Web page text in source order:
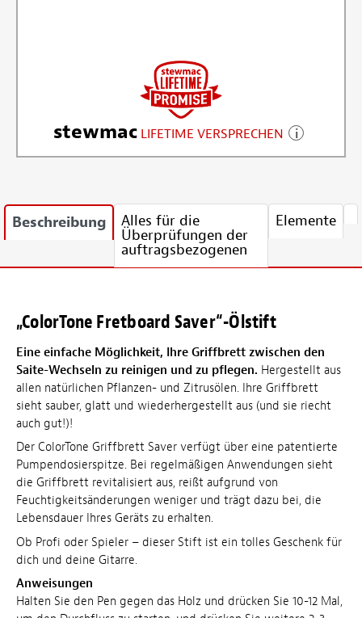
stewmac LIFETIME VERSPRECHEN
Beschreibung Alles für die
Überprüfungen der
auftragsbezogenen
Elemente
„ColorTone Fretboard Saver“-Ölstift
Eine einfache Möglichkeit, Ihre Griffbrett zwischen den
Saite-Wechseln zu reinigen und zu pflegen. Hergestellt aus
allen natürlichen Pflanzen- und Zitrusölen. Ihre Griffbrett
sieht sauber, glatt und wiederhergestellt aus (und sie riecht
auch gut!)!
Der ColorTone Griffbrett Saver verfügt über eine patentierte
Pumpendosierspitze. Bei regelmäßigen Anwendungen sieht
die Griffbrett revitalisiert aus, reißt aufgrund von
Feuchtigkeitsänderungen weniger und trägt dazu bei, die
Lebensdauer Ihres Geräts zu erhalten.
Ob Profi oder Spieler – dieser Stift ist ein tolles Geschenk für
dich und deine Gitarre.
Anweisungen
Halten Sie den Pen gegen das Holz und drücken Sie 10-12 Mal,